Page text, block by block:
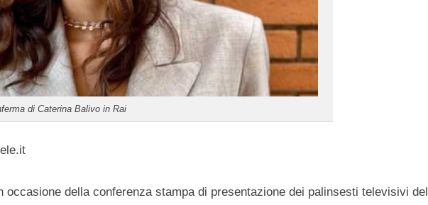
di Caterina Balivo in Rai
della conferenza stampa di presentazione dei palinsesti televisivi del